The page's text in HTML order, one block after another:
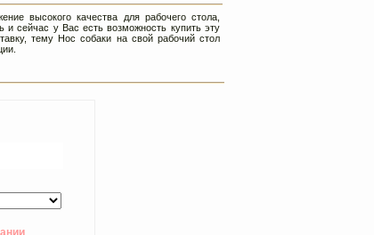
высокого качества для рабочего стола,
сейчас у Вас есть возможность купить эту
тему Нос собаки на свой рабочий стол